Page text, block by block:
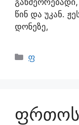
წინ და უკან.
დონეზე,
ფ